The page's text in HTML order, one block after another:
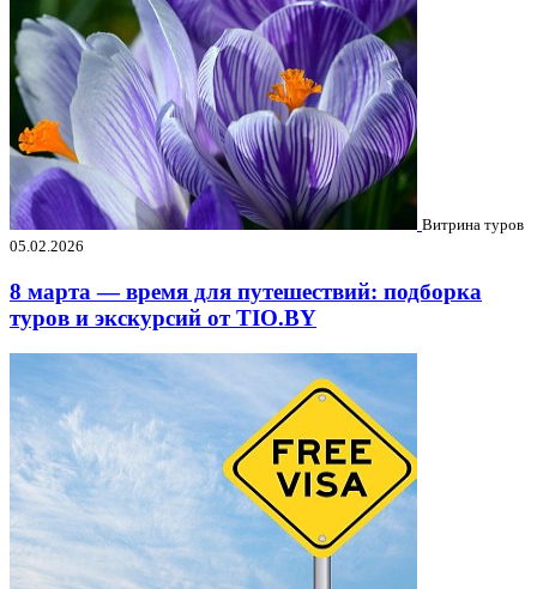
Витрина туров
05.02.2026
8 марта — время для путешествий: подборка
туров и экскурсий от TIO.BY